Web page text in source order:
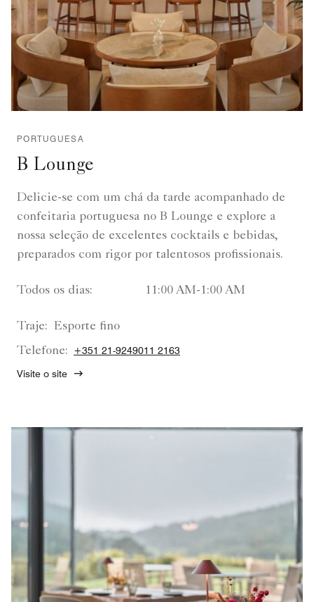
PORTUGUESA
B Lounge
Delicie-se com um chá da tarde acompanhado de
confeitaria portuguesa no B Lounge e explore a
nossa seleção de excelentes cocktails e bebidas,
preparados com rigor por talentosos profissionais.
Todos os dias: 11:00 AM-1:00 AM
Traje:
Esporte fino
Telefone:
+351 21-9249011 2163
Visite o site